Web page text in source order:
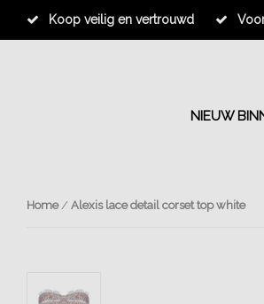
Koop veilig en vertrouwd
NIEUW
Home/ Alexis lace detail corset top white